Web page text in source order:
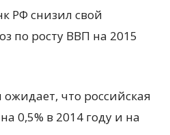
РФ снизил свой
по росту ВВП на 2015
что российская
0,5% в 2014 году и на